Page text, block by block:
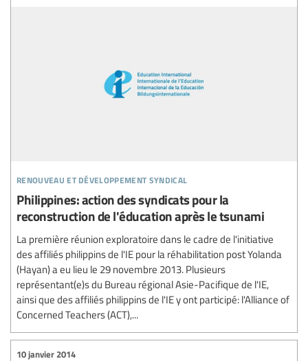
renouveau et développement syndical
Philippines: action des syndicats pour la
reconstruction de l'éducation après le tsunami
La première réunion exploratoire dans le cadre de l'initiative
des affiliés philippins de l'IE pour la réhabilitation post Yolanda
(Hayan) a eu lieu le 29 novembre 2013. Plusieurs
représentant(e)s du Bureau régional Asie-Pacifique de l'IE,
ainsi que des affiliés philippins de l'IE y ont participé: l'Alliance of
Concerned Teachers (ACT),...
10 janvier 2014